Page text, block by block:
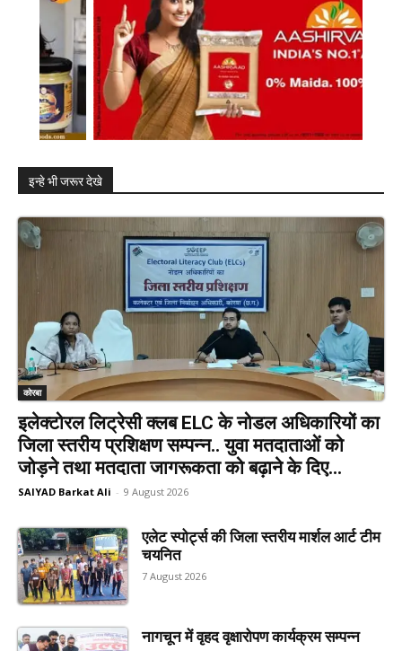
इन्हे भी जरूर देखे
कोरबा
इलेक्टोरल लिट्रेसी क्लब ELC के नोडल अधिकारियों का
जिला स्तरीय प्रशिक्षण सम्पन्न.. युवा मतदाताओं को
जोड़ने तथा मतदाता जागरूकता को बढ़ाने के दिए...
SAIYAD Barkat Ali - 9 August 2026
एलेट स्पोर्ट्स की जिला स्तरीय मार्शल आर्ट टीम
चयनित
7 August 2026
नागचून में वृहद वृक्षारोपण कार्यक्रम सम्पन्न